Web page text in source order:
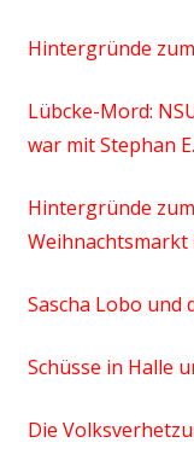
Hintergründe
Lübcke-Mord:
war mit Stephan
Hintergründe
Weihnachtsmarkt
Sascha Lobo und
Schüsse in Halle
Die